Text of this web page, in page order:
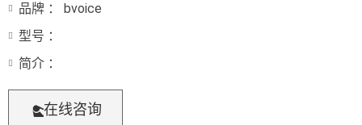
品牌 ： bvoice
型号 ：
简介 ：
在线咨询